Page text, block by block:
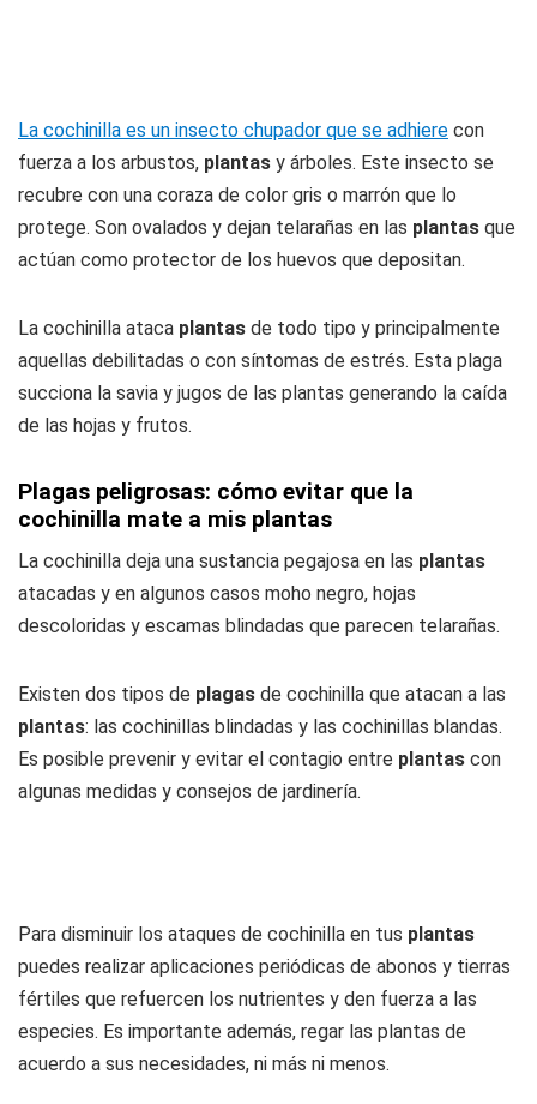
La cochinilla es un insecto chupador que se adhiere con
fuerza a los arbustos, plantas y árboles. Este insecto se
recubre con una coraza de color gris o marrón que lo
protege. Son ovalados y dejan telarañas en las plantas que
actúan como protector de los huevos que depositan.
La cochinilla ataca plantas de todo tipo y principalmente
aquellas debilitadas o con síntomas de estrés. Esta plaga
succiona la savia y jugos de las plantas generando la caída
de las hojas y frutos.
Plagas peligrosas: cómo evitar que la
cochinilla mate a mis plantas
La cochinilla deja una sustancia pegajosa en las plantas
atacadas y en algunos casos moho negro, hojas
descoloridas y escamas blindadas que parecen telarañas.
Existen dos tipos de plagas de cochinilla que atacan a las
plantas: las cochinillas blindadas y las cochinillas blandas.
Es posible prevenir y evitar el contagio entre plantas con
algunas medidas y consejos de jardinería.
Para disminuir los ataques de cochinilla en tus plantas
puedes realizar aplicaciones periódicas de abonos y tierras
fértiles que refuercen los nutrientes y den fuerza a las
especies. Es importante además, regar las plantas de
acuerdo a sus necesidades, ni más ni menos.